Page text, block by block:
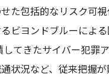
た包括的なリスク可
ビヨンドブルーによ
してきたサイバー犯
状況など、従来把握